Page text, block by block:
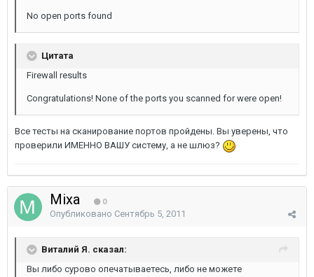
No open ports found
Цитата
Firewall results
Congratulations! None of the ports you scanned for were open!
Все тесты на сканирование портов пройдены. Вы уверены, что
проверили ИМЕННО ВАШУ систему, а не шлюз?
Mixa 0
Опубликовано Сентябрь 5, 2011
Виталий Я. сказал:
Вы либо сурово опечатываетесь, либо не можете